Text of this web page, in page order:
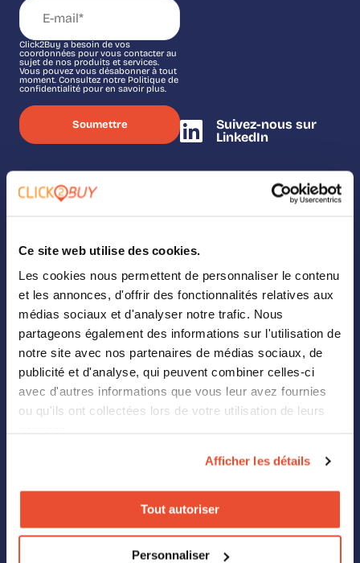
Ce site web utilise des cookies.
Les cookies nous permettent de personnaliser le contenu
et les annonces, d'offrir des fonctionnalités relatives aux
médias sociaux et d'analyser notre trafic. Nous
partageons également des informations sur l'utilisation de
notre site avec nos partenaires de médias sociaux, de
publicité et d'analyse, qui peuvent combiner celles-ci
avec d'autres informations que vous leur avez fournies
ou qu'ils ont collectées lors de votre utilisation de leurs
Afficher les détails
Tout autoriser
Personnaliser
Click2Buy a besoin de vos
coordonnées pour vous contacter au
sujet de nos produits et services.
Vous pouvez vous désabonner à tout
moment. Consultez notre Politique de
confidentialité pour en savoir plus.
Suivez-nous sur
LinkedIn
Nos solutions
Where To Buy
Digital Shelf